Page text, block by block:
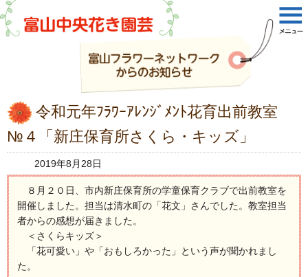
令和元年ﾌﾗﾜｰｱﾚﾝｼﾞﾒﾝﾄ花育出前教室
№４「新庄保育所さくら・キッズ」
2019年8月28日
８月２０日、市内新庄保育所の学童保育クラブで出前教室を
開催しました。担当は清水町の「花文」さんでした。教室担当
者からの感想が届きました。
＜さくらキッズ＞
「花可愛い」や「おもしろかった」という声が聞かれまし
た。